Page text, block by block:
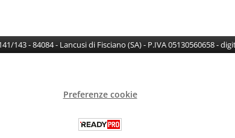
143 - 84084 - Lancusi di Fisciano (SA) - P.IVA 05130560658 -
Preferenze cookie